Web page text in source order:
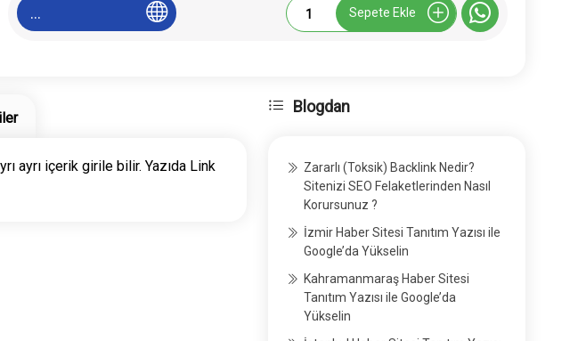
...
Bülten
Paketi
Sepete Ekle
ayrı içerik girile bilir. Yazıda Link
Blogdan
Zararlı (Toksik) Backlink Nedir?
Sitenizi SEO Felaketlerinden Nasıl
Korursunuz ?
İzmir Haber Sitesi Tanıtım Yazısı ile
Google’da Yükselin
Kahramanmaraş Haber Sitesi
Tanıtım Yazısı ile Google’da
Yükselin